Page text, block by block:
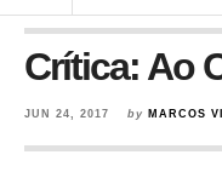
Crítica: Ao
JUN 24, 2017 by MARCOS